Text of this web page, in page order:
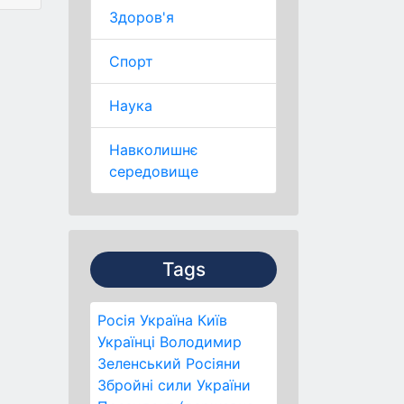
Здоров'я
Спорт
Наука
Навколишнє
середовище
Tags
Росія Україна Київ
Українці Володимир
Зеленський Росіяни
Збройні сили України